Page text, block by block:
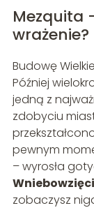
Mezquita
wrażenie?
Budowę
Później
jedną z
zdobyciu
pewnym
– wyrosła
zobaczysz